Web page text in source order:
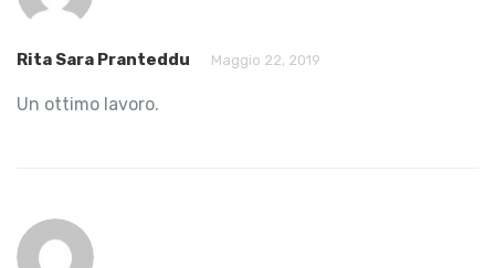
Rita Sara Pranteddu Maggio 22, 2019
Un ottimo lavoro.